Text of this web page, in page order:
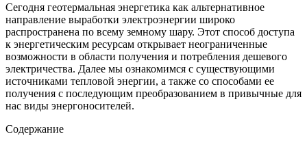
Сегодня геотермальная энергетика как альтернативное
направление выработки электроэнергии широко
распространена по всему земному шару. Этот способ доступа
к энергетическим ресурсам открывает неограниченные
возможности в области получения и потребления дешевого
электричества. Далее мы ознакомимся с существующими
источниками тепловой энергии, а также со способами ее
получения с последующим преобразованием в привычные для
нас виды энергоносителей.
Содержание